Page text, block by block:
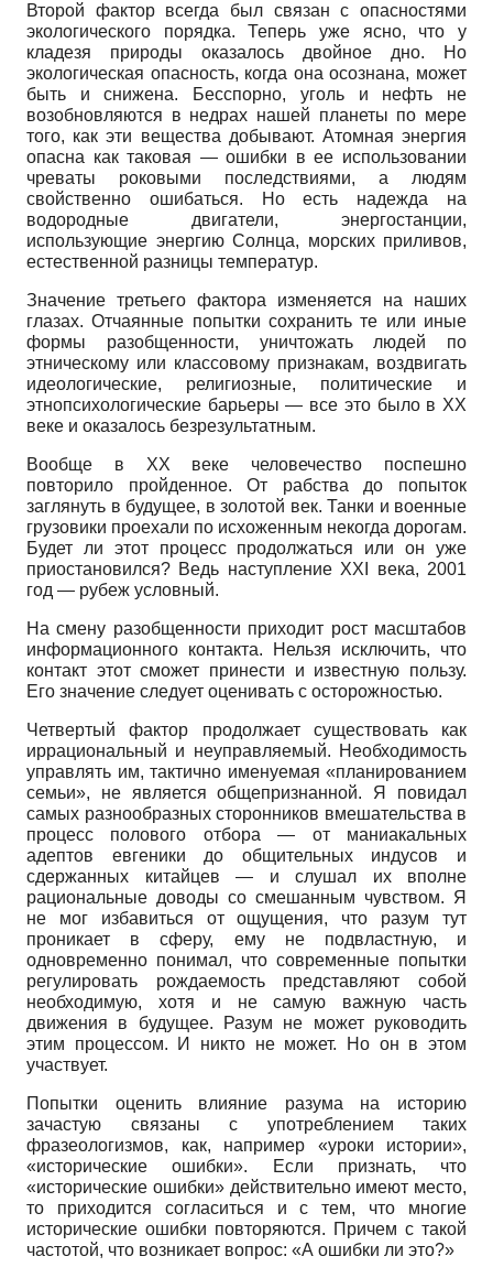
Второй фактор всегда был связан с опасностями
экологического порядка. Теперь уже ясно, что у
кладезя природы оказалось двойное дно. Но
экологическая опасность, когда она осознана, может
быть и снижена. Бесспорно, уголь и нефть не
возобновляются в недрах нашей планеты по мере
того, как эти вещества добывают. Атомная энергия
опасна как таковая — ошибки в ее использовании
чреваты роковыми последствиями, а людям
свойственно ошибаться. Но есть надежда на
водородные двигатели, энергостан­ции,
использующие энергию Солнца, морских приливов,
естественной разницы температур.
Значение третьего фактора изменяется на наших
глазах. Отчаянные попытки сохранить те или иные
формы разобщенности, уничтожать людей по
этническому или классовому признакам, воздвигать
идеологические, религиозные, политические и
этнопсихологические барьеры — все это было в ХХ
веке и оказалось безрезультатным.
Вообще в ХХ веке человечество поспешно
повторило пройденное. От рабства до попыток
заглянуть в будущее, в золотой век. Танки и военные
грузовики проехали по исхоженным некогда дорогам.
Будет ли этот процесс продолжаться или он уже
приостановился? Ведь наступление XXI века, 2001
год — рубеж условный.
На смену разобщенности приходит рост масштабов
информационного контакта. Нельзя исключить, что
контакт этот сможет принести и известную пользу.
Его значение следует оценивать с осторожностью.
Четвертый фактор продолжает существовать как
иррациональный и неуправляемый. Необходимость
управлять им, тактично именуемая «планированием
семьи», не является общепризнанной. Я повидал
самых разнообразных сторонников вмешательства в
процесс полового отбора — от маниакальных
адептов евгеники до общительных индусов и
сдержанных китайцев — и слушал их вполне
рациональные доводы со смешанным чувством. Я
не мог избавиться от ощущения, что разум тут
проникает в сферу, ему не подвластную, и
одновременно понимал, что современные попытки
регулировать рождаемость представляют собой
необходимую, хотя и не самую важную часть
движения в будущее. Разум не может руководить
этим процессом. И никто не может. Но он в этом
участвует.
Попытки оценить влияние разума на историю
зачастую связаны с употреблением таких
фразеологизмов, как, например «уроки истории»,
«исторические ошибки». Если признать, что
«исторические ошибки» действительно имеют место,
то приходится согласиться и с тем, что многие
исторические ошибки повторяются. Причем с такой
частотой, что возникает вопрос: «А ошибки ли это?»